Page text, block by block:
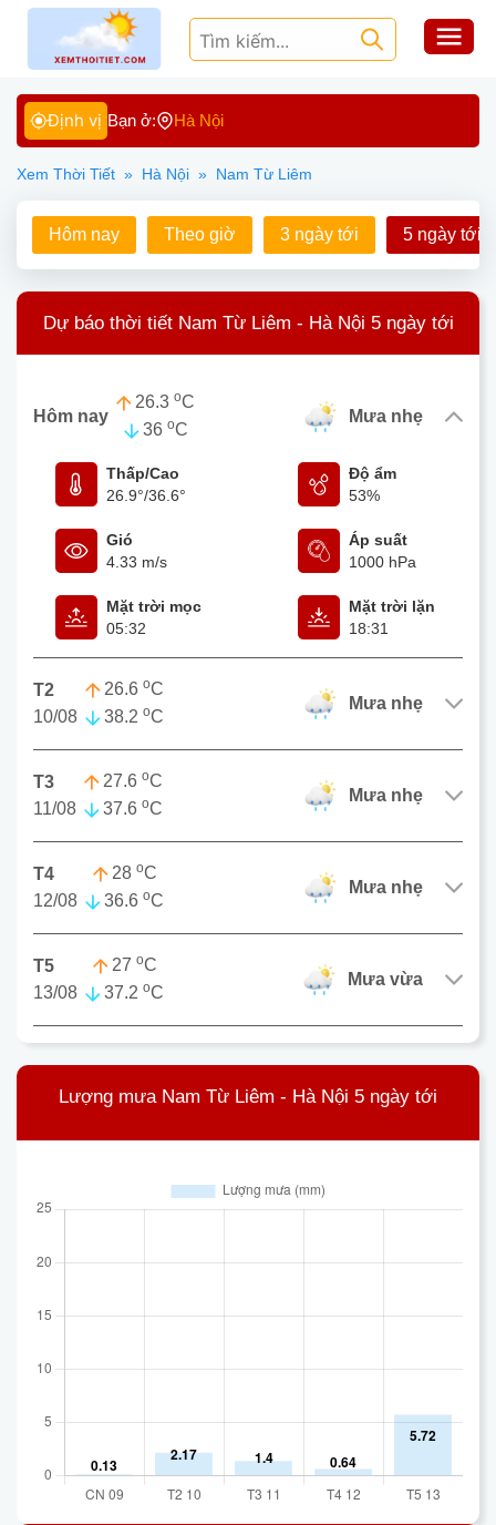
Định vị Bạn ở: Hà Nội
Xem Thời Tiết » Hà Nội » Nam Từ Liêm
Hôm nay Theo giờ 3 ngày tới 5 ngày tới
Dự báo thời tiết Nam Từ Liêm - Hà Nội 5 ngày tới
Hôm nay
26.3 oC
36 oC
mưa nhẹ
Thấp/Cao
26.9°/36.6°
Độ ẩm
53%
Gió
4.33 m/s
Áp suất
1000 hPa
Mặt trời mọc
05:32
Mặt trời lặn
18:31
T2
10/08
26.6 oC
38.2 oC
mưa nhẹ
T3
11/08
27.6 oC
37.6 oC
mưa nhẹ
T4
12/08
28 oC
36.6 oC
mưa nhẹ
T5
13/08
27 oC
37.2 oC
mưa vừa
Lượng mưa Nam Từ Liêm - Hà Nội 5 ngày tới